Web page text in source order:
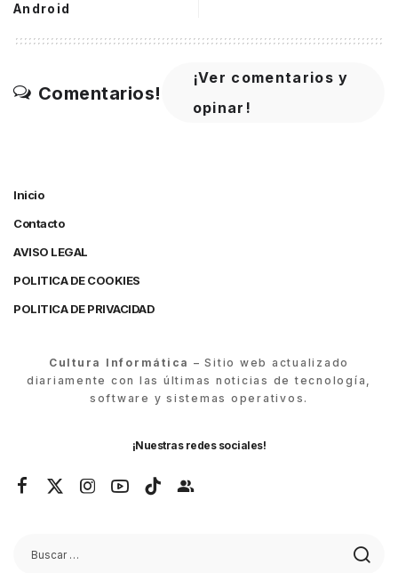
Android
Comentarios!
¡Ver comentarios y
opinar!
Inicio
Contacto
AVISO LEGAL
POLITICA DE COOKIES
POLITICA DE PRIVACIDAD
Cultura Informática – Sitio web actualizado
diariamente con las últimas noticias de tecnología,
software y sistemas operativos.
¡Nuestras redes sociales!